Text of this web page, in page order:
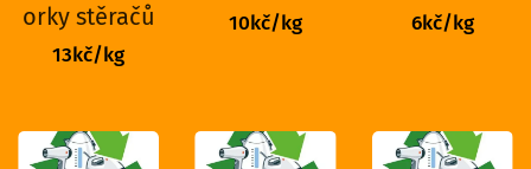
orky stěračů
13kč/kg
10kč/kg 6kč/kg